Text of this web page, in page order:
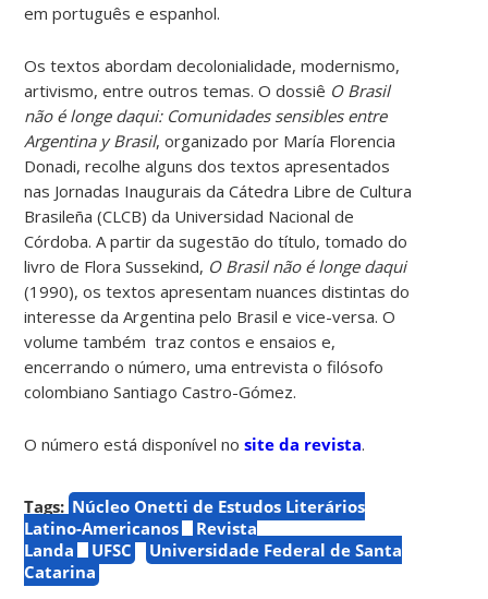
em português e espanhol.
Os textos abordam decolonialidade, modernismo,
artivismo, entre outros temas. O dossiê O Brasil
não é longe daqui: Comunidades sensibles entre
Argentina y Brasil, organizado por María Florencia
Donadi, recolhe alguns dos textos apresentados
nas Jornadas Inaugurais da Cátedra Libre de Cultura
Brasileña (CLCB) da Universidad Nacional de
Córdoba. A partir da sugestão do título, tomado do
livro de Flora Sussekind, O Brasil não é longe daqui
(1990), os textos apresentam nuances distintas do
interesse da Argentina pelo Brasil e vice-versa. O
volume também traz contos e ensaios e,
encerrando o número, uma entrevista o filósofo
colombiano Santiago Castro-Gómez.
O número está disponível nosite da revista.
Tags: Núcleo Onetti de Estudos Literários
Latino-Americanos
Revista
Landa
UFSC
Universidade Federal de Santa
Catarina